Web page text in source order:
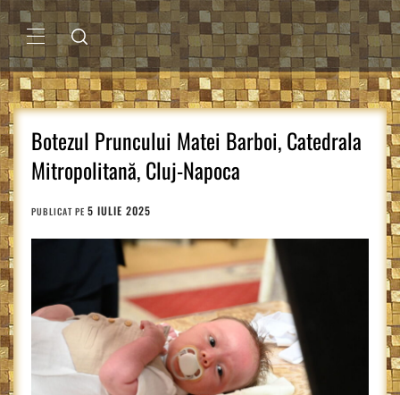
Sari
la
conținutMENIU
PRINCIPAL
Botezul Pruncului Matei Barboi, Catedrala
Mitropolitană, Cluj-Napoca
PUBLICAT PE 5 IULIE 2025